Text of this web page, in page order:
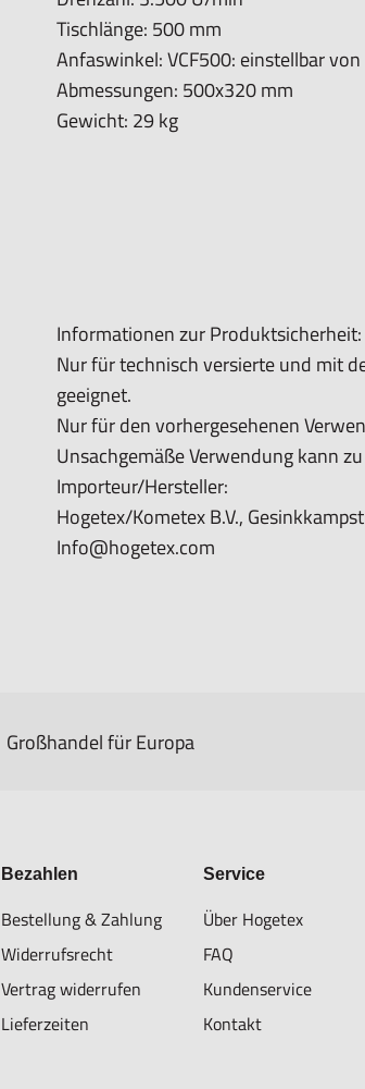
Tischlänge: 500 mm
Anfaswinkel: VCF500: einstellbar
Abmessungen: 500x320 mm
Gewicht: 29 kg
Informationen zur Produktsicherheit:
Nur für technisch versierte und mit
geeignet.
Nur für den vorhergesehenen
Unsachgemäße Verwendung kann
Importeur/Hersteller:
Hogetex/Kometex B.V.,
Info@hogetex.com
Großhandel für Europa
Bezahlen
Bestellung & Zahlung
Widerrufsrecht
Vertrag widerrufen
Lieferzeiten
Service
Über Hogetex
FAQ
Kundenservice
Kontakt